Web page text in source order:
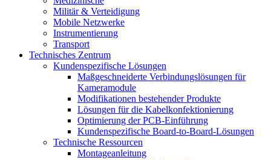
Militär & Verteidigung
Mobile Netzwerke
Instrumentierung
Transport
Technisches Zentrum
Kundenspezifische Lösungen
Maßgeschneiderte Verbindungslösungen für
Kameramodule
Modifikationen bestehender Produkte
Lösungen für die Kabelkonfektionierung
Optimierung der PCB-Einführung
Kundenspezifische Board-to-Board-Lösungen
Technische Ressourcen
Montageanleitung